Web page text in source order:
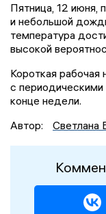
Пятница, 12 июня,
и небольшой
температура
высокой
Короткая рабочая
с
конце недели.
Автор:
Светлана